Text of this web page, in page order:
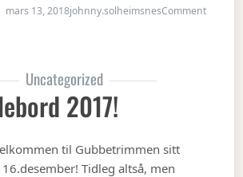
mars 13, 2018johnny.solheimsnesCommenton
Uncategorized
2017!
til Gubbetrimmen sitt
Tidleg altså, men